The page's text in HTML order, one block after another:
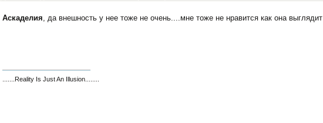
Аскаделия, да внешность у нее тоже не очень....мне тоже не нравится как она выглядит
.......Reality Is Just An Illusion........